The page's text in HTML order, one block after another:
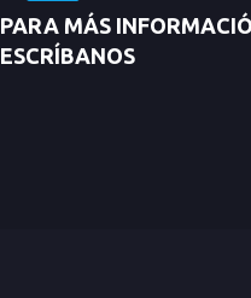
PARA MÁS
ESCRÍBANOS